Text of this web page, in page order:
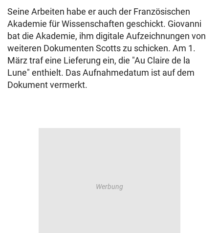
Seine Arbeiten habe er auch der Französischen
Akademie für Wissenschaften geschickt. Giovanni
bat die Akademie, ihm digitale Aufzeichnungen von
weiteren Dokumenten Scotts zu schicken. Am 1.
März traf eine Lieferung ein, die "Au Claire de la
Lune" enthielt. Das Aufnahmedatum ist auf dem
Dokument vermerkt.